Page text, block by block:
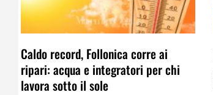
Caldo record, Follonica corre ai
ripari: acqua e integratori per chi
lavora sotto il sole